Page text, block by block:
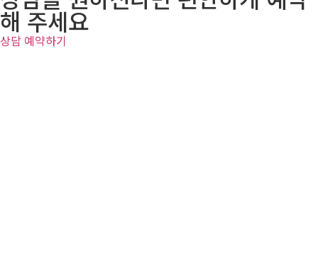
해 주세요
상담 예약하기